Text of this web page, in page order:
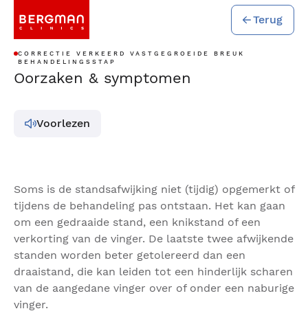
Terug
CORRECTIE VERKEERD VASTGEGROEIDE BREUK
BEHANDELINGSSTAP
Oorzaken & symptomen
Voorlezen
Soms is de standsafwijking niet (tijdig) opgemerkt of
tijdens de behandeling pas ontstaan. Het kan gaan
om een gedraaide stand, een knikstand of een
verkorting van de vinger. De laatste twee afwijkende
standen worden beter getolereerd dan een
draaistand, die kan leiden tot een hinderlijk scharen
van de aangedane vinger over of onder een naburige
vinger.